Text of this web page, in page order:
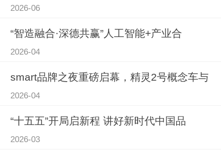
2026-06
“智造融合·深德共赢”人工智能+产业合
2026-04
smart品牌之夜重磅启幕，精灵2号概念车与
2026-04
“十五五”开局启新程 讲好新时代中国品
2026-03